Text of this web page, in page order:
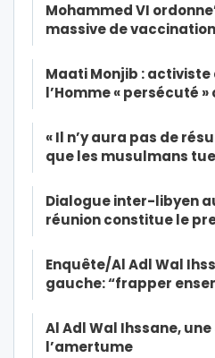
Mohammed VI
massive de
Maati Monjib :
l’Homme « persécuté »
« Il n’y aura pas de
que les musulmans
Dialogue inter-libyen
réunion constitue le
Enquête/Al Adl Wal
gauche: “frapper
Al Adl Wal Ihssane,
l’amertume